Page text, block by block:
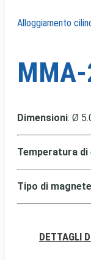
Alloggiamento
Dimensioni: Ø
Temperatura
Tipo di magnete
DETTAGLI